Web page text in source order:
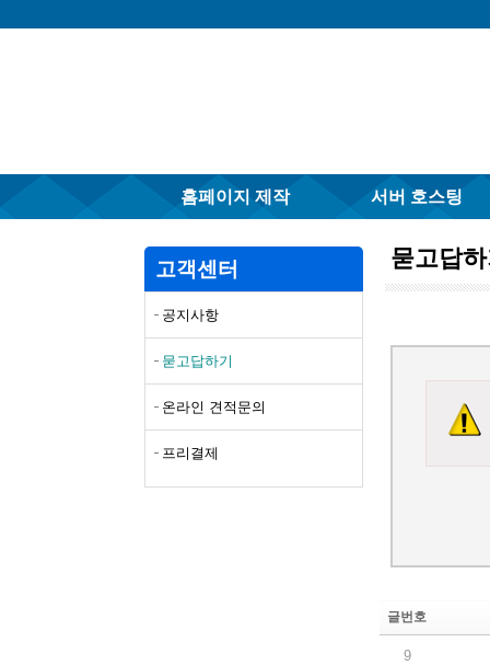
홈페이지 제작 서버 호스팅
묻고답
고객센터
공지사항
묻고답하기
온라인 견적문의
프리결제
글번호
9